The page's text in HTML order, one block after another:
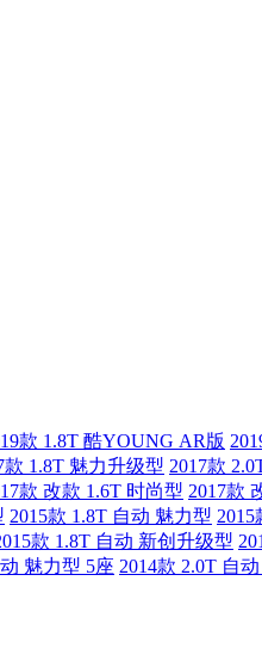
款 1.8T 酷YOUNG AR版
款 1.8T 魅力升级型 2017款
款 改款 1.6T 时尚型 2017款
2015款 1.8T 自动 魅力型
款 1.8T 自动 新创升级型
魅力型 5座 2014款 2.0T 自